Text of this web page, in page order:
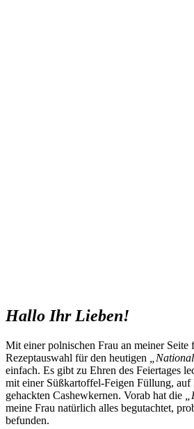
Hallo Ihr Lieben!
Mit einer polnischen Frau an meiner Seite
Rezeptauswahl für den heutigen
einfach. Es gibt zu Ehren des Feiertages
mit einer Süßkartoffel-Feigen Füllung, auf
gehackten Cashewkernen. Vorab hat die
meine Frau natürlich alles begutachtet,
befunden.